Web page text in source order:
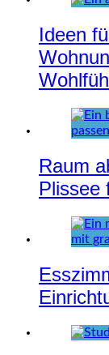
Ideen
Raum
Plissee